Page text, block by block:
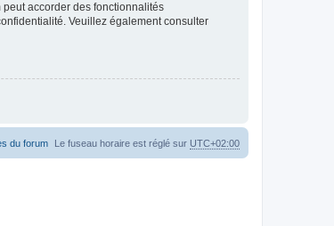
peut accorder des fonctionnalités
Veuillez également consulter
Le fuseau horaire est réglé sur UTC+02:00
du forum